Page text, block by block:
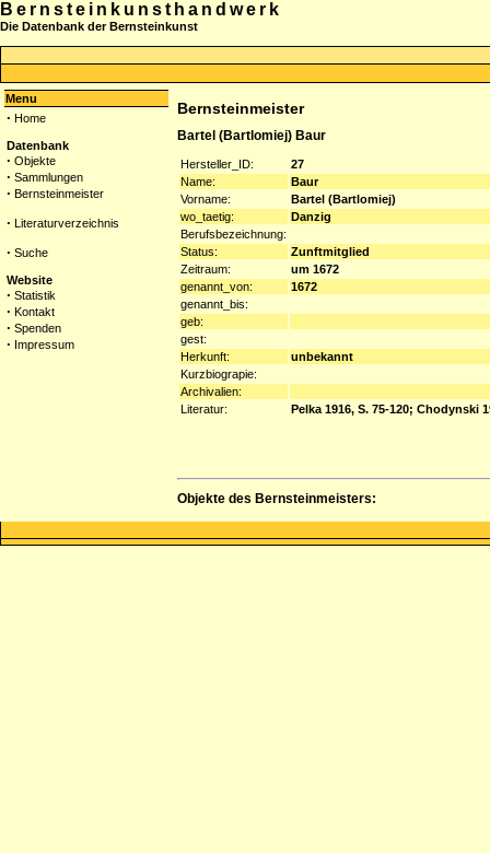
Bernsteinkunsthandwerk
Die Datenbank der Bernsteinkunst
Menu
· Home
Datenbank
· Objekte
· Sammlungen
· Bernsteinmeister
· Literaturverzeichnis
· Suche
Website
· Statistik
· Kontakt
· Spenden
· Impressum
Bernsteinmeister
Bartel (Bartlomiej) Baur
Hersteller_ID:
27
Name:
Baur
Vorname:
Bartel (Bartlomiej)
wo_taetig:
Danzig
Berufsbezeichnung:
Status:
Zunftmitglied
Zeitraum:
um 1672
genannt_von:
1672
genannt_bis:
geb:
gest:
Herkunft:
unbekannt
Kurzbiograpie:
Archivalien:
Literatur:
Pelka 1916, S. 75-120; Chodynski
Objekte des Bernsteinmeisters: